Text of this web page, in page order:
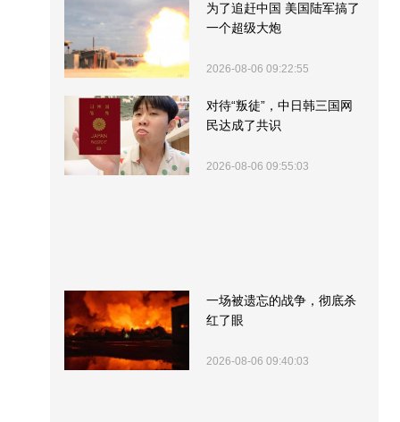
为了追赶中国 美国陆军搞了
一个超级大炮
2026-08-06 09:22:55
对待“叛徒”，中日韩三国网
民达成了共识
2026-08-06 09:55:03
一场被遗忘的战争，彻底杀
红了眼
2026-08-06 09:40:03